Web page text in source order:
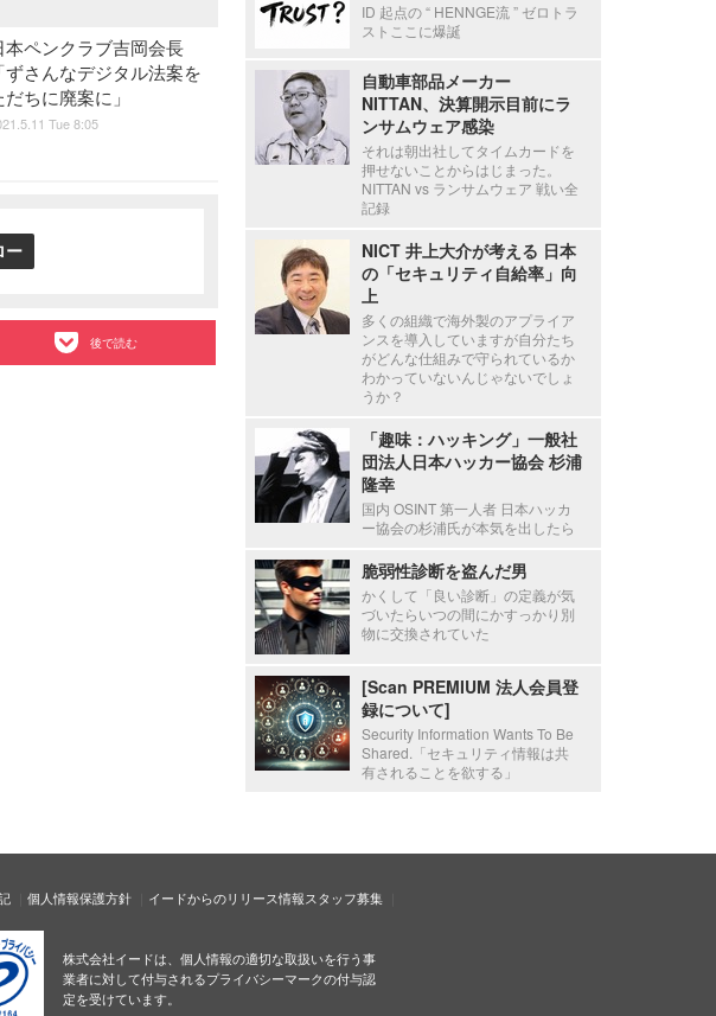
本ペンクラブ吉岡会長
「ずさんなデジタル法案を
だちに廃案に」
Tue 8:05
ー
後で読む
ID 起点の “ HENNGE流 ” ゼロトラ
ストここに爆誕
自動車部品メーカー
NITTAN、決算開示目前にラ
ンサムウェア感染
それは朝出社してタイムカードを
押せないことからはじまった。
NITTAN vs ランサムウェア 戦い全
記録
NICT 井上大介が考える 日本
の「セキュリティ自給率」向
上
多くの組織で海外製のアプライア
ンスを導入していますが自分たち
がどんな仕組みで守られているか
わかっていないんじゃないでしょ
うか？
「趣味：ハッキング」一般社
団法人日本ハッカー協会 杉浦
隆幸
国内 OSINT 第一人者 日本ハッカ
ー協会の杉浦氏が本気を出したら
脆弱性診断を盗んだ男
かくして「良い診断」の定義が気
づいたらいつの間にかすっかり別
物に交換されていた
[Scan PREMIUM 法人会員登
録について]
Security Information Wants To Be
Shared.「セキュリティ情報は共
有されることを欲する」
個人情報保護方針 イードからのリリース情報スタッフ募集
株式会社イードは、個人情報の適切な取扱いを行う事
業者に対して付与されるプライバシーマークの付与認
定を受けています。